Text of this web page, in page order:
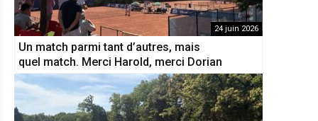
24 juin 2026
Un match parmi tant d’autres, mais
quel match. Merci Harold, merci Dorian